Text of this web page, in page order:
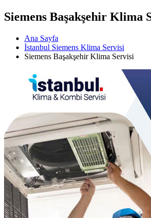
Siemens Başakşehir Klima
Ana Sayfa
İstanbul Siemens Klima Servisi
Siemens Başakşehir Klima Servisi